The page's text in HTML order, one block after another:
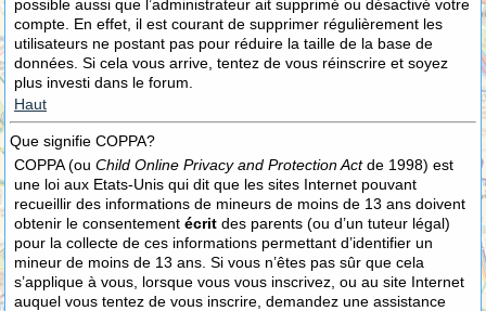
possible aussi que l’administrateur ait supprimé ou désactivé votre
compte. En effet, il est courant de supprimer régulièrement les
utilisateurs ne postant pas pour réduire la taille de la base de
données. Si cela vous arrive, tentez de vous réinscrire et soyez
plus investi dans le forum.
Haut
Que signifie COPPA?
COPPA (ou Child Online Privacy and Protection Actde 1998) est
une loi aux Etats-Unis qui dit que les sites Internet pouvant
recueillir des informations de mineurs de moins de 13 ans doivent
obtenir le consentement écrit des parents (ou d’un tuteur légal)
pour la collecte de ces informations permettant d’identifier un
mineur de moins de 13 ans. Si vous n’êtes pas sûr que cela
s’applique à vous, lorsque vous vous inscrivez, ou au site Internet
auquel vous tentez de vous inscrire, demandez une assistance